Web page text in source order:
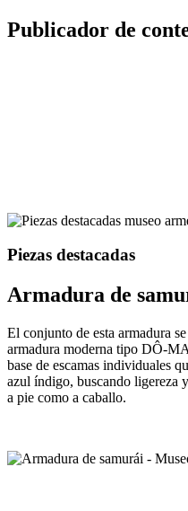
Publicador de
Piezas destacadas
Armadura de
El conjunto de esta armadura
armadura moderna tipo DÔ-
base de escamas individuales
azul índigo, buscando ligereza
a pie como a caballo.